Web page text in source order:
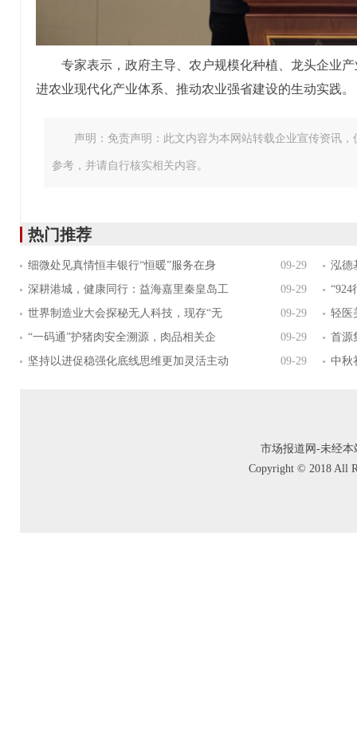
专家表示，政府主导、农户规模化种植、龙头企业
进农业现代化产业体系、推动农业强省建设的生动实践
声明：免责声明：此文内容为本网站转载企业宣传资讯
参考，并请自行核实相关内容。
热门推荐
细微处见真情恒丰银行“恒暖”服务在身 09-29
泓德
深耕港城，健康同行：益海嘉里秦皇岛工
09-29
“924
世界制造业大会探秘无人科技，现存“无
09-29
轻医
“一码通”护猪肉安全溯源，肉品相关企
09-29
首源
坚持以进促稳强化底线思维更加灵活主动
09-29 中秋
市场报道网-未经本
Copyright © 2018 All